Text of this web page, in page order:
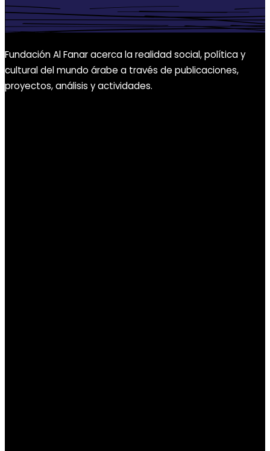
Fundación Al Fanar acerca la realidad social, política y
cultural del mundo árabe a través de publicaciones,
proyectos, análisis y actividades.